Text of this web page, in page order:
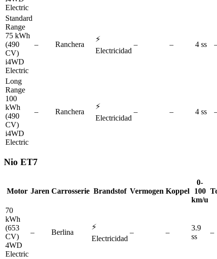
Electric
Standard
Range
75 kWh
(490
CV)
i4WD
Electric
– Ranchera
⚡
Electricidad
– – 4 ss
Long
Range
100
kWh
(490
CV)
i4WD
Electric
– Ranchera
⚡
Electricidad
– – 4 ss
Nio ET7
Motor Jaren Carrosserie Brandstof Vermogen Koppel
0-
100
km/u
70
kWh
(653
CV)
4WD
Electric
– Berlina
⚡
Electricidad
– –
3.9
ss
–